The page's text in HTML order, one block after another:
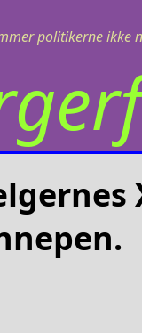
politikerne ikke